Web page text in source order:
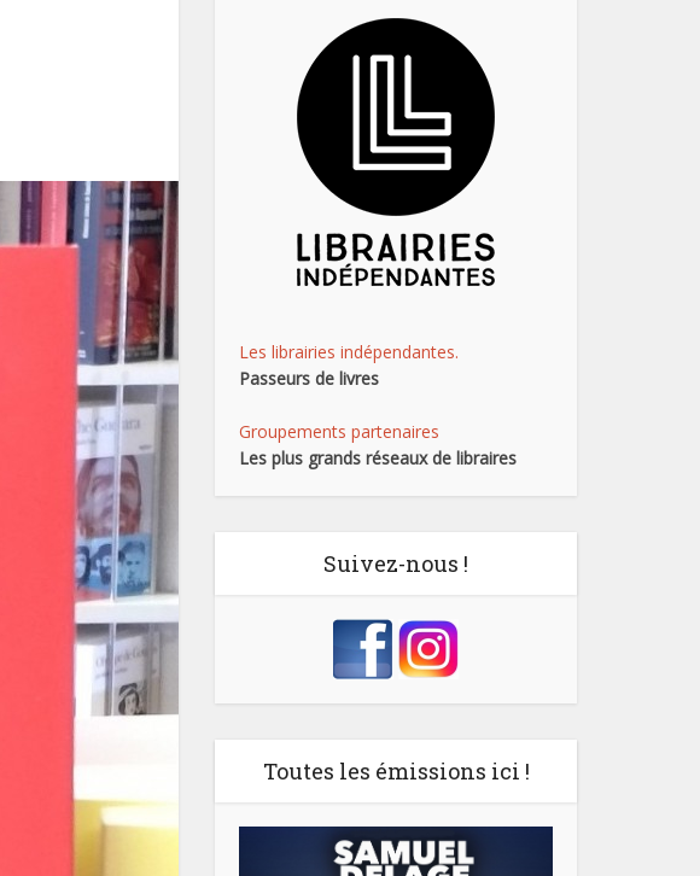
Les librairies indépendantes.
Passeurs de livres
Groupements partenaires
Les plus grands réseaux de libraires
Suivez-nous !
Toutes les émissions ici !